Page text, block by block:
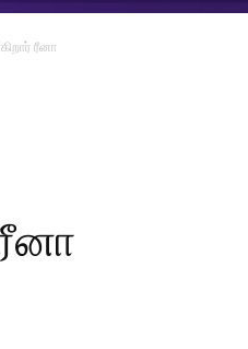
ரீனா